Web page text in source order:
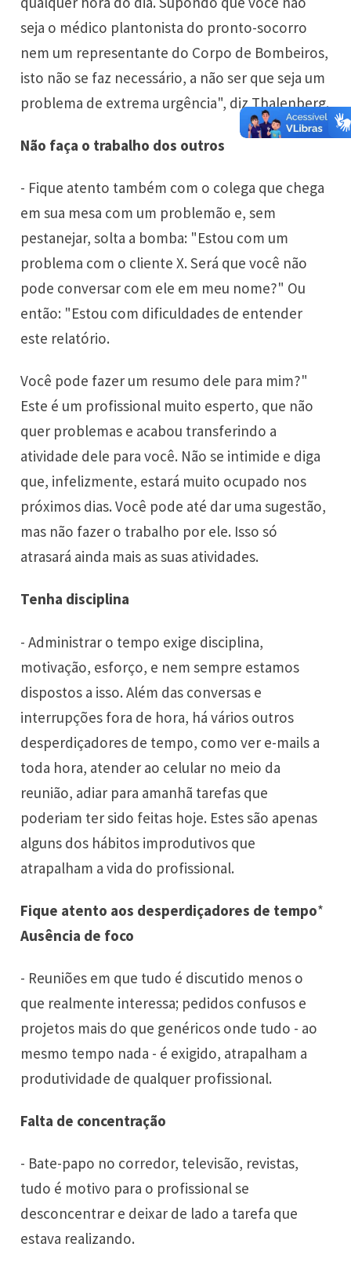
seja o médico plantonista do pronto-socorro
nem um representante do Corpo de Bombeiros,
isto não se faz necessário, a não ser que seja um
problema de extrema urgência", diz Thalenberg.
Não faça o trabalho dos outros
- Fique atento também com o colega que chega
em sua mesa com um problemão e, sem
pestanejar, solta a bomba: "Estou com um
problema com o cliente X. Será que você não
pode conversar com ele em meu nome?" Ou
então: "Estou com dificuldades de entender
este relatório.
Você pode fazer um resumo dele para mim?"
Este é um profissional muito esperto, que não
quer problemas e acabou transferindo a
atividade dele para você. Não se intimide e diga
que, infelizmente, estará muito ocupado nos
próximos dias. Você pode até dar uma sugestão,
mas não fazer o trabalho por ele. Isso só
atrasará ainda mais as suas atividades.
Tenha disciplina
- Administrar o tempo exige disciplina,
motivação, esforço, e nem sempre estamos
dispostos a isso. Além das conversas e
interrupções fora de hora, há vários outros
desperdiçadores de tempo, como ver e-mails a
toda hora, atender ao celular no meio da
reunião, adiar para amanhã tarefas que
poderiam ter sido feitas hoje. Estes são apenas
alguns dos hábitos improdutivos que
atrapalham a vida do profissional.
Fique atento aos desperdiçadores de tempo*
Ausência de foco
- Reuniões em que tudo é discutido menos o
que realmente interessa; pedidos confusos e
projetos mais do que genéricos onde tudo - ao
mesmo tempo nada - é exigido, atrapalham a
produtividade de qualquer profissional.
Falta de concentração
- Bate-papo no corredor, televisão, revistas,
tudo é motivo para o profissional se
desconcentrar e deixar de lado a tarefa que
estava realizando.